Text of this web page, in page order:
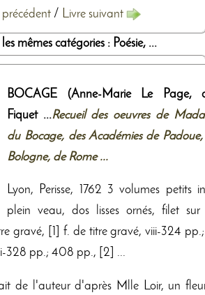
/ Livre suivant
mêmes catégories : Poésie, ...
BOCAGE (Anne-Marie Le Page,
Fiquet ...Recueil des oeuvres de
du Bocage, des Académies de
Bologne, de Rome ...
Lyon, Perisse, 1762 3 volumes petits
plein veau, dos lisses ornés, filet sur
gravé, [1] f. de titre gravé, viii-324
328 pp.; 408 pp., [2] ...
de l'auteur d'après Mlle Loir, un